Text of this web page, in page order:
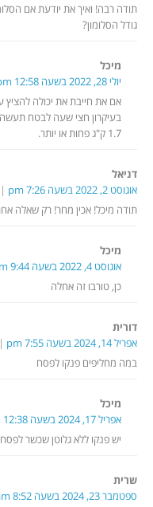
תודה רבה! ואיך את יודעת אם
גודל הסלומון?
מיכל
יולי 28, 2022 בשעה 12:58 pm
אם את חייבת את יכולה להציץ
בעיקרון חצי שעה לבטח
1.7 ק"ג פחות או יותר.
דניאל
אוגוסט 2, 2022 בשעה 7:26 pm
תודה מיכל! אכין מחר! רק שאלה
מיכל
אוגוסט 4, 2022 בשעה 9:44 am
כן, טורבו זה אחלה
דורית
אפריל 14, 2024 בשעה 7:55 pm
במה מחליפים פנקו לפסח
מיכל
אפריל 17, 2024 בשעה 12:38 pm
יש פנקו ללא גלוטן שכשר לפסח
שרית
ספטמבר 23, 2024 בשעה 8:52 am